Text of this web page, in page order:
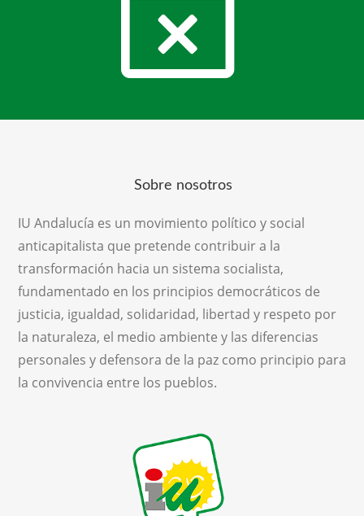
Sobre nosotros
IU Andalucía es un movimiento político y social
anticapitalista que pretende contribuir a la
transformación hacia un sistema socialista,
fundamentado en los principios democráticos de
justicia, igualdad, solidaridad, libertad y respeto por
la naturaleza, el medio ambiente y las diferencias
personales y defensora de la paz como principio para
la convivencia entre los pueblos.